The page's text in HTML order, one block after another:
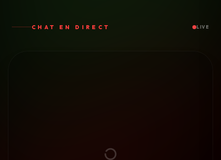
CHAT EN DIRECT LIVE